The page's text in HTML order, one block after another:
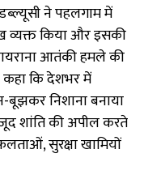
ने पहलगाम में
व्यक्त किया और इसकी
आतंकी हमले की
कहा कि देशभर में
निशाना बनाया
शांति की अपील करते
सुरक्षा खामियों